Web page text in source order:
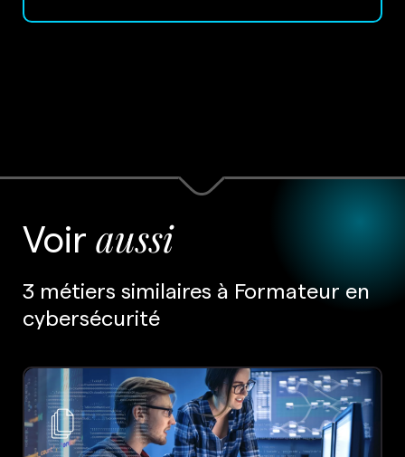
Voir aussi
3 métiers similaires à Formateur en
cybersécurité